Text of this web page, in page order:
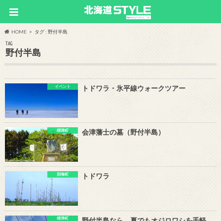
HOME タグ : 野付半島
TAG
野付半島
イベント トドワラ・氷平線ウォークツアー
標津町 会津藩士の墓（野付半島）
別海町 トドワラ
標津町